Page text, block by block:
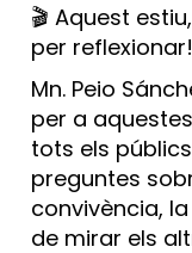
🎬 Aquest
per reflexionar!
Mn. Peio
per a
tots els
preguntes
convivència,
de mirar els